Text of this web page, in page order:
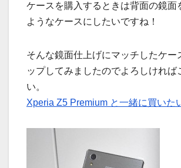
ケースを購入するときは背面の鏡面
ようなケースにしたいですね！
そんな鏡面仕上げにマッチしたケー
ップしてみましたのでよろしければ
い。
Xperia Z5 Premium と一緒に買いた